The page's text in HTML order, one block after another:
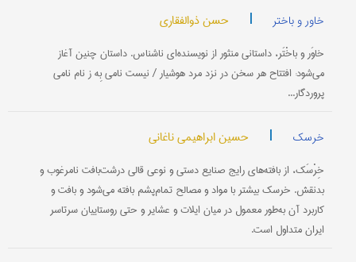
خاور و باختر | حسن ذوالفقاری
خاوَر و باخْتَر، داستانی منثور از نویسنده‌ای ناشناس. داستان چنین آغاز
می‌شود: افتتاح هر سخن در نزد مرد هوشیار / نیست نامی بِه ز نام نامی
پروردگار...
خرسک | حسین ابراهیمی ناغانی
خِرْسَک، از بافته‌های رایج صنایع دستی و نوعی قالی درشت‌بافت نا‌مرغوب و
بد‌نقش. خرسک بیشتر با مواد و مصالح تمام‌پشم بافته می‌شود و بافت و
کاربرد آن به‌طور معمول در میان ایلات و عشایر و حتى روستاییان سرتاسر
ایران متداول است.